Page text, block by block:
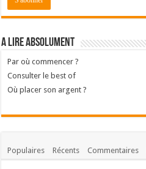
A lire absolument
Par où commencer ?
Consulter le best of
Où placer son argent ?
Populaires Récents Commentaires